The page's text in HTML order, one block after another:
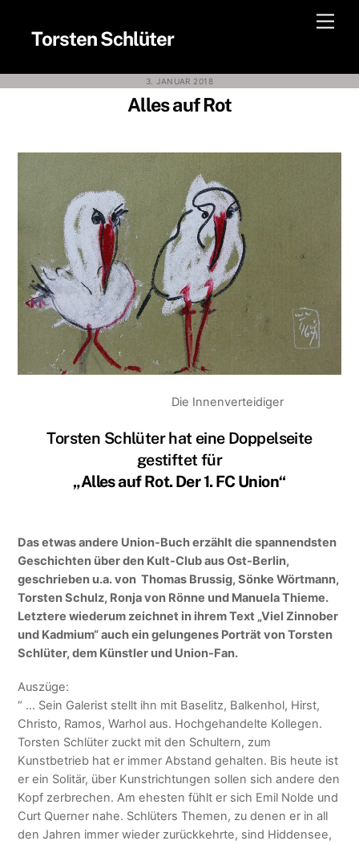
contentTorsten Schlüter
3. JANUAR 2018
Alles auf Rot
Die Innenverteidiger
Torsten Schlüter hat eine Doppelseite
gestiftet für
„Alles auf Rot. Der 1. FC Union“
Das etwas andere Union-Buch erzählt die spannendsten
Geschichten über den Kult-Club aus Ost-Berlin,
geschrieben u.a. von Thomas Brussig, Sönke Wörtmann,
Torsten Schulz, Ronja von Rönne und Manuela Thieme.
Letztere wiederum zeichnet in ihrem Text „Viel Zinnober
und Kadmium“ auch ein gelungenes Porträt von Torsten
Schlüter, dem Künstler und Union-Fan.
Auszüge:
“ … Sein Galerist stellt ihn mit Baselitz, Balkenhol, Hirst,
Christo, Ramos, Warhol aus. Hochgehandelte Kollegen.
Torsten Schlüter zuckt mit den Schultern, zum
Kunstbetrieb hat er immer Abstand gehalten. Bis heute ist
er ein Solitär, über Kunstrichtungen sollen sich andere den
Kopf zerbrechen. Am ehesten fühlt er sich Emil Nolde und
Curt Querner nahe. Schlüters Themen, zu denen er in all
den Jahren immer wieder zurückkehrte, sind Hiddensee,